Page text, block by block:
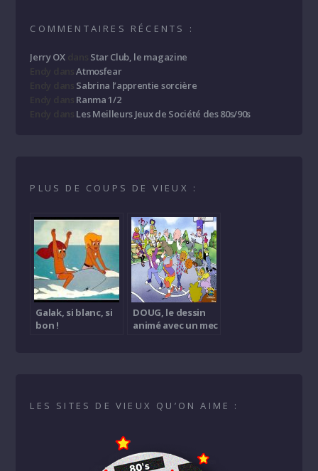
COMMENTAIRES RÉCENTS :
Jerry OXdans Star Club, le magazine
dansAtmosfear
Sabrina l’apprentie sorcière
Ranma 1/2
Les Meilleurs Jeux de Société des 80s/90s
PLUS DE COUPS DE VIEUX :
Galak, si blanc, si
bon !
DOUG, le dessin
animé avec un mec
LES SITES DE VIEUX QU’ON AIME :